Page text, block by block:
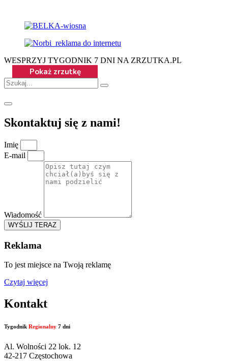
WESPRZYJ TYGODNIK 7 DNI NA ZRZUTKA.PL
Skontaktuj się z nami!
Imię
E-mail
Wiadomość
WYŚLIJ TERAZ
Reklama
To jest miejsce na Twoją reklamę
Czytaj więcej
Kontakt
Tygodnik Regionalny 7 dni
Al. Wolności 22 lok. 12
42-217 Częstochowa